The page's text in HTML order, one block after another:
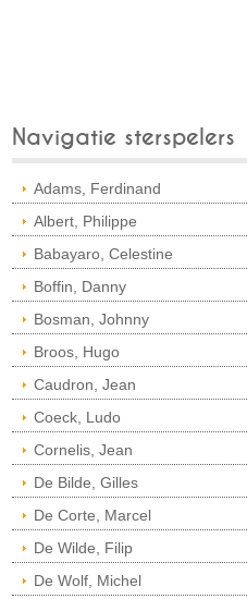
Navigatie sterspelers
Adams, Ferdinand
Albert, Philippe
Babayaro, Celestine
Boffin, Danny
Bosman, Johnny
Broos, Hugo
Caudron, Jean
Coeck, Ludo
Cornelis, Jean
De Bilde, Gilles
De Corte, Marcel
De Wilde, Filip
De Wolf, Michel